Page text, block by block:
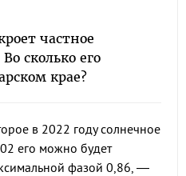
частное
сколько его
крае?
в 2022 году солнечное
его можно будет
фазой 0,86, —